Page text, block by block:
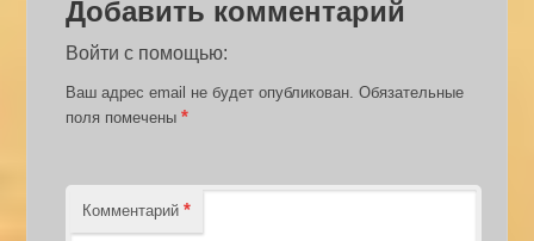
Добавить комментарий
Войти с помощью:
Ваш адрес email не будет опубликован. Обязательные
поля помечены*
Комментарий*